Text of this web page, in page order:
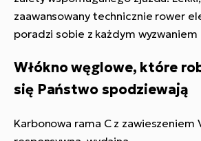
zaawansowany technicznie rower
poradzi sobie z każdym wyzwaniem
Włókno węglowe, które
się Państwo spodziewają
Karbonowa rama C z zawieszeniem